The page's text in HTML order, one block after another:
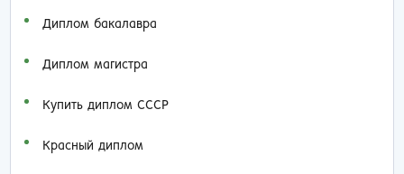
Диплом бакалавра
Диплом магистра
Купить диплом СССР
Красный диплом